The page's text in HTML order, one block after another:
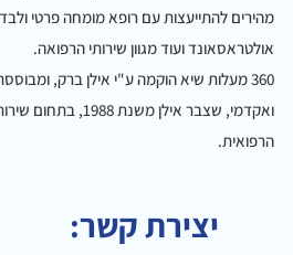
אולטראסאונד ועוד מגוון שירותי הרפואה.
360 מעלות שיא הוקמה ע"י אילן ברק,
ואקדמי, שצבר אילן
הרפואית.
יצירת קשר: